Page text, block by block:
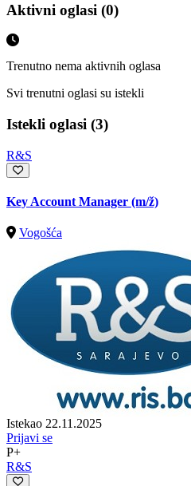
Aktivni oglasi (0)
Trenutno nema aktivnih oglasa
Svi trenutni oglasi su istekli
Istekli oglasi (3)
R&S
Key Account Manager (m/ž)
Vogošća
Istekao 22.11.2025
Prijavi se
P+
R&S